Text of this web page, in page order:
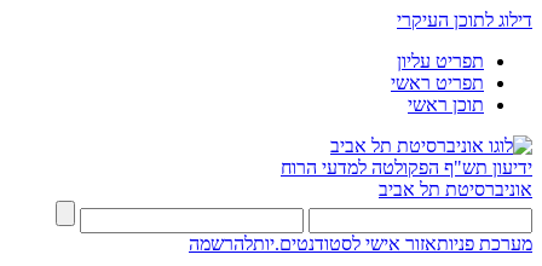
דילוג לתוכן העיקרי
תפריט עליון
תפריט ראשי
תוכן ראשי
ידיעון תש"ף הפקולטה למדעי הרוח
אוניברסיטת תל אביב
מערכת פניותאזור אישי לסטודנטים.יותלהרשמה